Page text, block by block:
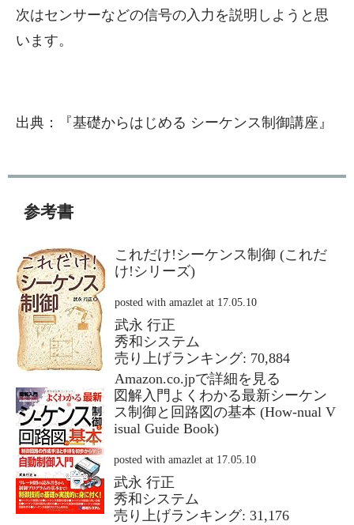
次はセンサーなどの信号の入力を説明しようと思
います。
出典：『基礎からはじめる シーケンス制御講座』
参考書
これだけ!シーケンス制御 (これだ
け!シリーズ)
posted with amazlet at 17.05.10
武永 行正
秀和システム
売り上げランキング: 70,884
Amazon.co.jpで詳細を見る
図解入門よくわかる最新シーケン
ス制御と回路図の基本 (How‐nual V
isual Guide Book)
posted with amazlet at 17.05.10
武永 行正
秀和システム
売り上げランキング: 31,176